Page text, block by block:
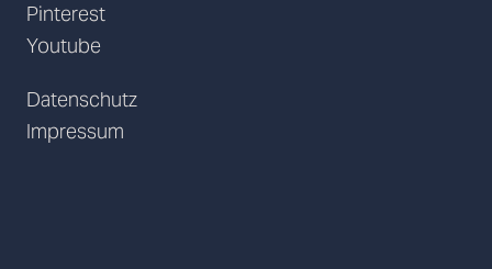
Pinterest
Youtube
Datenschutz
Impressum